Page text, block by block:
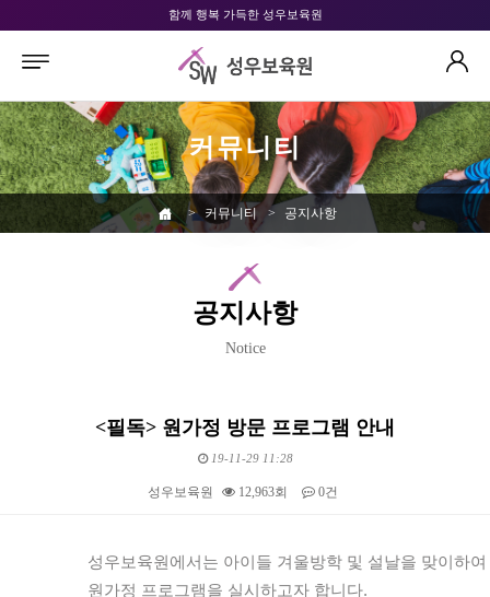
함께 행복 가득한 성우보육원
커뮤니티
> 커뮤니티 > 공지사항
공지사항
Notice
<필독> 원가정 방문 프로그램 안내
19-11-29 11:28
성우보육원 12,963회 0건
성우보육원에서는 아이들 겨울방학 및 설날을 맞이하여
원가정 프로그램을 실시하고자 합니다.